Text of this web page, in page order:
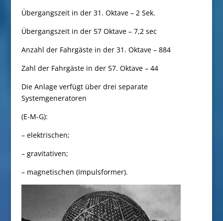
Übergangszeit in der 31. Oktave – 2 Sek.
Übergangszeit in der 57 Oktave – 7,2 sec
Anzahl der Fahrgäste in der 31. Oktave – 884
Zahl der Fahrgäste in der 57. Oktave – 44
Die Anlage verfügt über drei separate
Systemgeneratoren
(E-M-G):
– elektrischen;
– gravitativen;
– magnetischen (Impulsformer).